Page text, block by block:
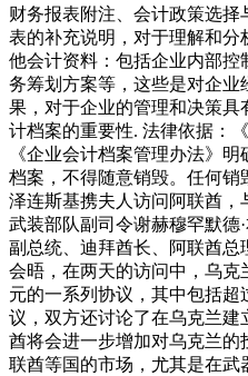
财务报表附注、会计政策选
表的补充说明，对于理解和
他会计资料：包括企业内部
务筹划方案等，这些是对企
果，对于企业的管理和决策
计档案的重要性. 法律依据：
《企业会计档案管理办法》
档案，不得随意销毁。任何
泽连斯基携夫人访问阿联酋
武装部队副司令谢赫穆罕默德
副总统、迪拜酋长、阿联酋总
会晤，在两天的访问中，乌
元的一系列协议，其中包括
议，双方还讨论了在乌克兰
酋将会进一步增加对乌克兰
联酋等国的市场，尤其是在